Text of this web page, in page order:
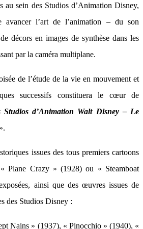
au sein des Studios d’Animation Disney,
l’art de l’animation – du son
décors en images de synthèse dans les
par la caméra multiplane.
de l’étude de la vie en mouvement et
successifs constituera le cœur de
Studios d’Animation Walt Disney – Le
».
issues des tous premiers cartoons
Plane Crazy » (1928) ou « Steamboat
ainsi que des œuvres issues de
des Studios Disney :
Nains » (1937), « Pinocchio » (1940), «